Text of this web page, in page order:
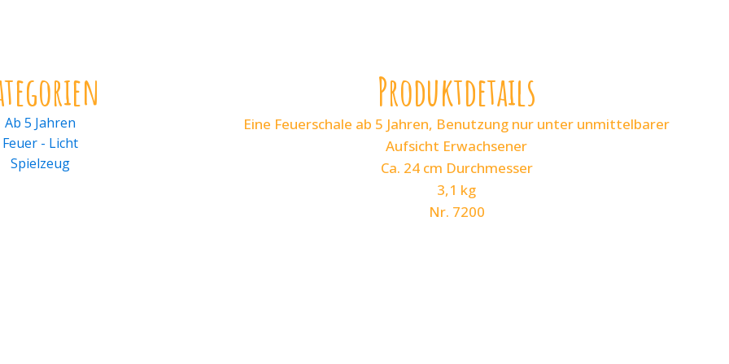
Ab 5 Jahren
Feuer - Licht
Spielzeug
Produktdetails
Eine Feuerschale ab 5 Jahren, Benutzung nur unter unmittelbarer
Aufsicht Erwachsener
Ca. 24 cm Durchmesser
3,1 kg
Nr. 7200